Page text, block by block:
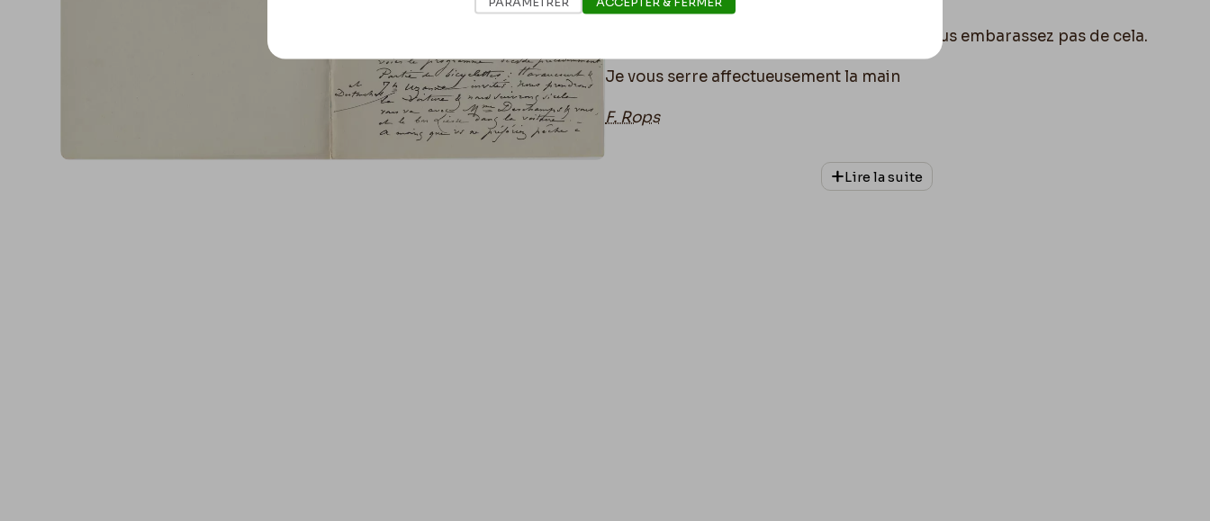
Et surtout pas de panier plein ni vide ! ne vous embarassez pas de cela.
Je vous serre affectueusement la main
F. Rops
Lire la suite